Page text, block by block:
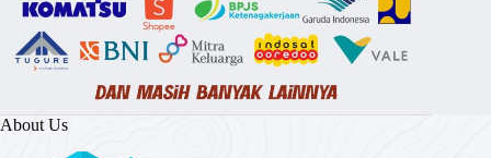
About Us